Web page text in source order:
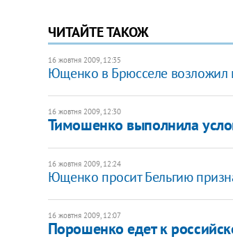
ЧИТАЙТЕ ТАКОЖ
16 жовтня 2009, 12:35
Ющенко в Брюсселе возложил
16 жовтня 2009, 12:30
Тимошенко выполнила
16 жовтня 2009, 12:24
Ющенко просит Бельгию
16 жовтня 2009, 12:07
Порошенко едет к